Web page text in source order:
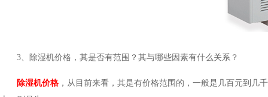
3、除湿机价格，其是否有范围？其与哪些因素有什么关系？
除湿机价格 ，从目前来看，其是有价格范围的，一般是几百元到几